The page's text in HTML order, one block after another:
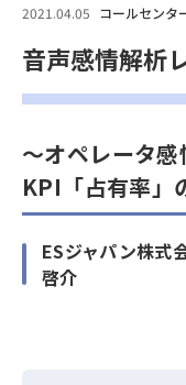
2021.04.05 コールセンタ
音声感情解析
～オペレータ
KPI「占有率」
ESジャパン株
啓介